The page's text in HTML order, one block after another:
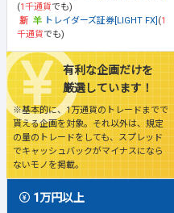
(1千通貨でも)
トレイダーズ証券[LIGHT FX] (1
千通貨でも)
有利な企画だけを
厳選しています！
※基本的に、1万通貨のトレードまでで
貰える企画を対象。それ以外は、規定
の量のトレードをしても、スプレッド
でキャッシュバックがマイナスになら
ないモノを掲載。
1万円以上